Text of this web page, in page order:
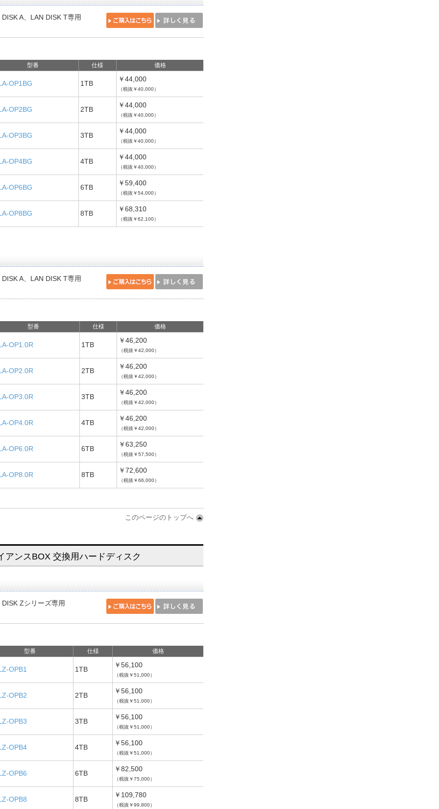
DISK A、LAN DISK T専用
型番 仕様 価格
OP1BG 1TB
￥44,000
（税抜￥40,000）
OP2BG 2TB
￥44,000
（税抜￥40,000）
OP3BG 3TB
￥44,000
（税抜￥40,000）
OP4BG 4TB
￥44,000
（税抜￥40,000）
OP6BG 6TB
￥59,400
（税抜￥54,000）
OP8BG 8TB
￥68,310
（税抜￥62,100）
DISK A、LAN DISK T専用
型番 仕様 価格
OP1.0R 1TB
￥46,200
（税抜￥42,000）
OP2.0R 2TB
￥46,200
（税抜￥42,000）
OP3.0R 3TB
￥46,200
（税抜￥42,000）
OP4.0R 4TB
￥46,200
（税抜￥42,000）
OP6.0R 6TB
￥63,250
（税抜￥57,500）
OP8.0R 8TB
￥72,600
（税抜￥66,000）
このページのトップへ
アンスBOX 交換用ハードディスク
DISK Zシリーズ専用
型番 仕様 価格
OPB1 1TB
￥56,100
（税抜￥51,000）
OPB2 2TB
￥56,100
（税抜￥51,000）
OPB3 3TB
￥56,100
（税抜￥51,000）
OPB4 4TB
￥56,100
（税抜￥51,000）
OPB6 6TB
￥82,500
（税抜￥75,000）
OPB8 8TB
￥109,780
（税抜￥99,800）